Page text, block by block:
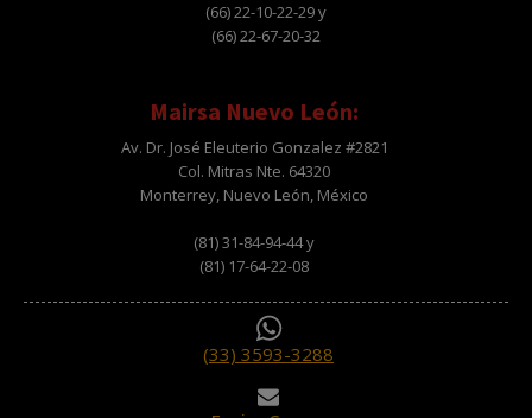
(66) 22-10-22-29 y
(66) 22-67-20-32
Mairsa Nuevo León:
Av. Dr. José Eleuterio Gonzalez #2821
Col. Mitras Nte. 64320
Monterrey, Nuevo León, México
(81) 31-84-94-44 y
(81) 17-64-22-08
(33) 3593-3288